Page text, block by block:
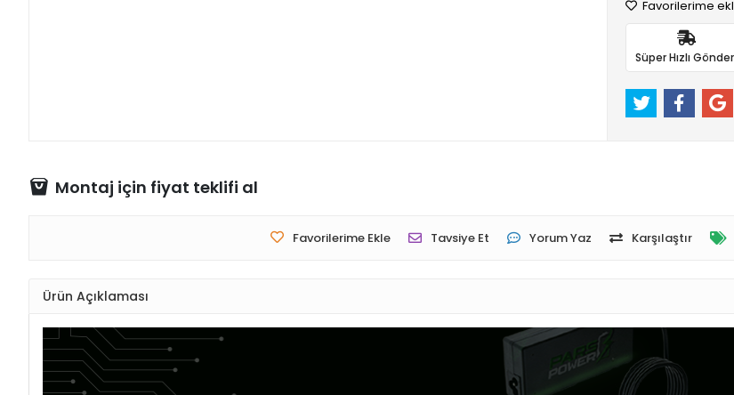
Favorilerime
Süper Hızlı
Montaj için fiyat teklifi al
Favorilerime Ekle Tavsiye Et Yorum Yaz Karşılaştır
Ürün Açıklaması